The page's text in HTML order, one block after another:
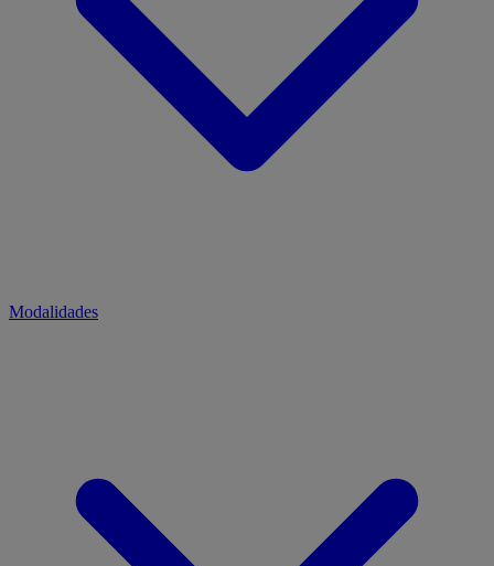
Modalidades